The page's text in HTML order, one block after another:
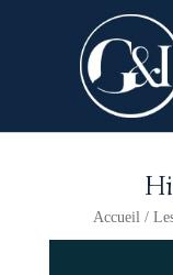
Accueil /